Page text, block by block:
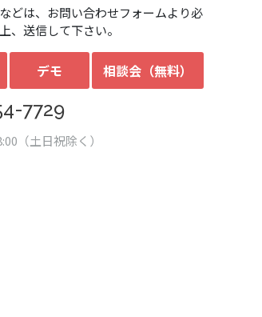
どは、お問い合わせフォームより必
、送信して下さい。
デモ 相談会（無料）
7729
（土日祝除く）